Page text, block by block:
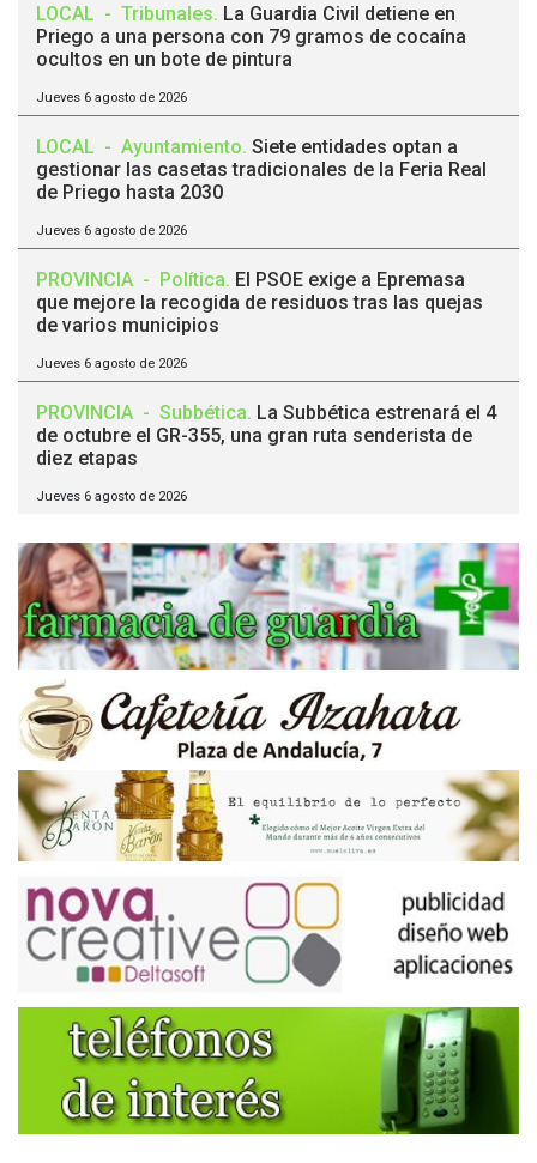
LOCAL - Tribunales. La Guardia Civil detiene en
Priego a una persona con 79 gramos de cocaína
ocultos en un bote de pintura
Jueves 6 agosto de 2026
LOCAL - Ayuntamiento. Siete entidades optan a
gestionar las casetas tradicionales de la Feria Real
de Priego hasta 2030
Jueves 6 agosto de 2026
PROVINCIA - Política. El PSOE exige a Epremasa
que mejore la recogida de residuos tras las quejas
de varios municipios
Jueves 6 agosto de 2026
PROVINCIA - Subbética. La Subbética estrenará el 4
de octubre el GR-355, una gran ruta senderista de
diez etapas
Jueves 6 agosto de 2026